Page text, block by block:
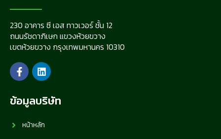
230 อาคาร ซี เอส ทาวเวอร์ ชั้น 12
ถนนรัชดาภิเษก แขวงห้วยขวาง
เขตห้วยขวาง กรุงเทพมหานคร 10310
ข้อมูลบริษัท
หน้าหลัก